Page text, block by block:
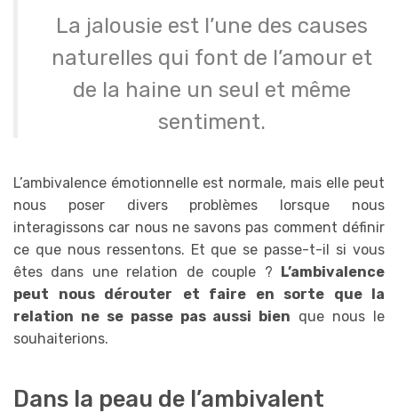
La jalousie est l’une des causes
naturelles qui font de l’amour et
de la haine un seul et même
sentiment.
L’ambivalence émotionnelle est normale, mais elle peut
nous poser divers problèmes lorsque nous
interagissons car nous ne savons pas comment définir
ce que nous ressentons. Et que se passe-t-il si vous
êtes dans une relation de couple ?
L’ambivalence
peut nous dérouter
et faire en sorte que la
relation ne se passe pas aussi bien que nous le
souhaiterions.
Dans la peau de l’ambivalent